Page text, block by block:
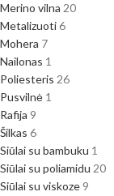
Merino vilna 20
Metalizuoti6
Mohera 7
Nailonas 1
Poliesteris 26
Pusvilnė 1
Rafija 9
Šilkas 6
Siūlai su bambuku 1
Siūlai su poliamidu 20
Siūlai su viskoze 9